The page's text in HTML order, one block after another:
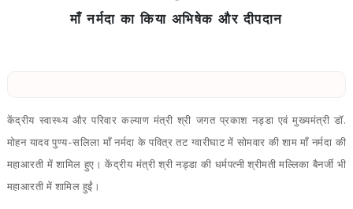
माँ नर्मदा का किया अभिषेक और दीपदान
केंद्रीय स्वास्थ्य और परिवार कल्याण मंत्री श्री जगत प्रकाश नड्डा एवं मुख्यमंत्री डॉ.
मोहन यादव पुण्य-सलिला माँ नर्मदा के पवित्र तट ग्वारीघाट में सोमवार की शाम माँ नर्मदा की
महाआरती में शामिल हुए। केंद्रीय मंत्री श्री नड्डा की धर्मपत्नी श्रीमती मल्लिका बैनर्जी भी
महाआरती में शामिल हुईं।